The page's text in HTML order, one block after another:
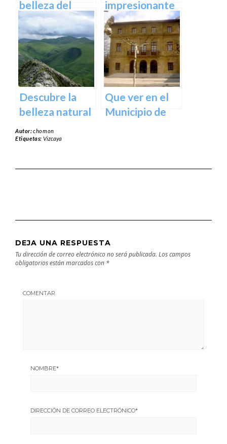
belleza del
Santuario de
Arantzazu en
Guipuzcoa –
Guía turística y
cultural
impresionante
arte natural del
Bosque de Oma
en Vizcaya
Descubre la
belleza natural
del Parque
Natural de
próxima
Que ver en el
Municipio de
Autor:chomon
Etiquetas: Vizcaya
DEJA UNA RESPUESTA
Tu dirección de correo electrónico no será publicada. Los campos
obligatorios están marcados con *
COMENTAR
NOMBRE*
DIRECCIÓN DE CORREO ELECTRÓNICO*